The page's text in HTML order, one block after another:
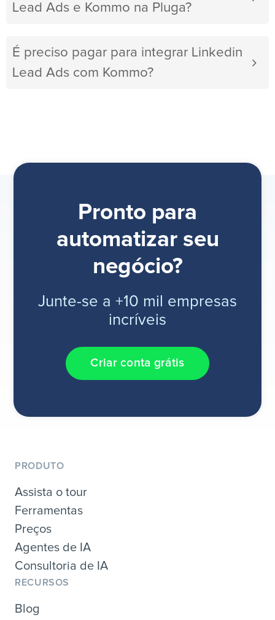
Lead Ads e Kommo na Pluga?
É preciso pagar para integrar Linkedin
Lead Ads com Kommo?
Pronto para
automatizar seu
negócio?
Junte-se a +10 mil empresas
incríveis
Criar conta grátis
PRODUTO
Assista o tour
Ferramentas
Preços
Agentes de IA
Consultoria de IA
RECURSOS
Blog